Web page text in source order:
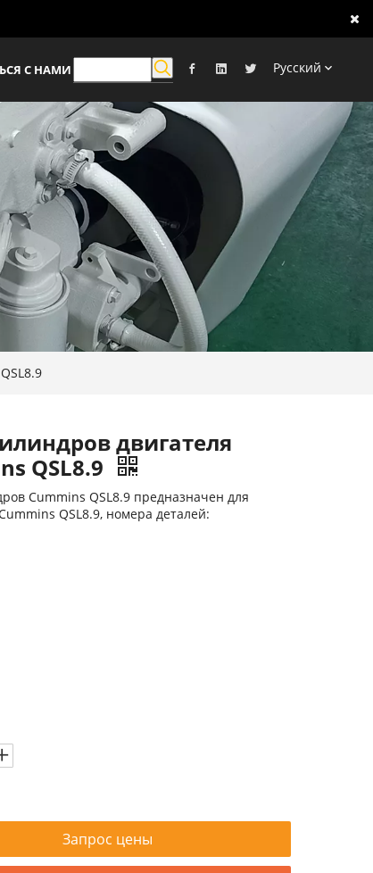
С НАМИ Pусский
двигателя
QSL8.9
Cummins QSL8.9 предназначен для
QSL8.9, номера деталей:
Запрос цены